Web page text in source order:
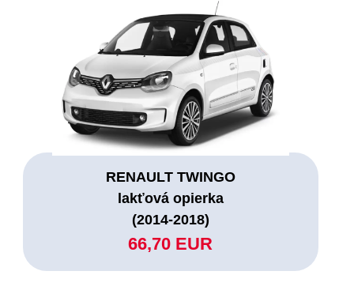
RENAULT TWINGO
lakťová opierka
(2014-2018)
66,70 EUR